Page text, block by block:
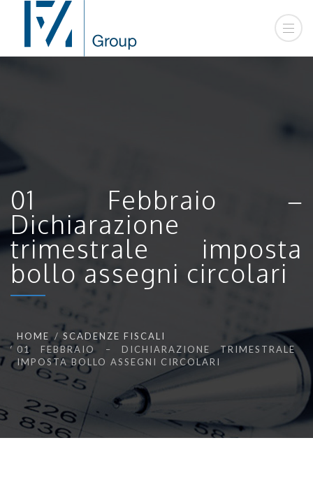
01 Febbraio –
Dichiarazione
trimestrale imposta
bollo assegni circolari
HOME
SCADENZE FISCALI
01 FEBBRAIO – DICHIARAZIONE TRIMESTRALE
IMPOSTA BOLLO ASSEGNI CIRCOLARI